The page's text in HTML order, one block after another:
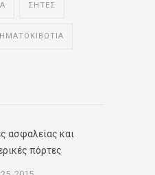
ΣΗΤΕΣ
ασφαλείας και
πόρτες